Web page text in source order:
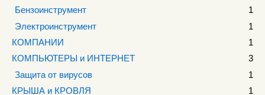
Бензоинструмент
1
Электроинструмент
1
КОМПАНИИ
1
КОМПЬЮТЕРЫ и ИНТЕРНЕТ
3
Защита от вирусов
1
КРЫША и КРОВЛЯ
1